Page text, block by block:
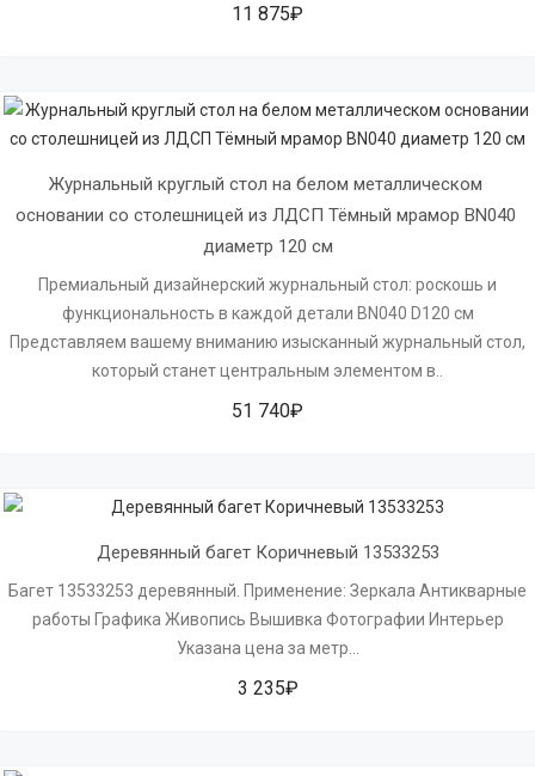
11 875₽
Журнальный круглый стол на белом металлическом
основании со столешницей из ЛДСП Тёмный мрамор BN040
диаметр 120 см
Премиальный дизайнерский журнальный стол: роскошь и
функциональность в каждой детали BN040 D120 см
Представляем вашему вниманию изысканный журнальный стол,
который станет центральным элементом в..
51 740₽
Деревянный багет Коричневый 13533253
Багет 13533253 деревянный. Применение: Зеркала Антикварные
работы Графика Живопись Вышивка Фотографии Интерьер
Указана цена за метр...
3 235₽